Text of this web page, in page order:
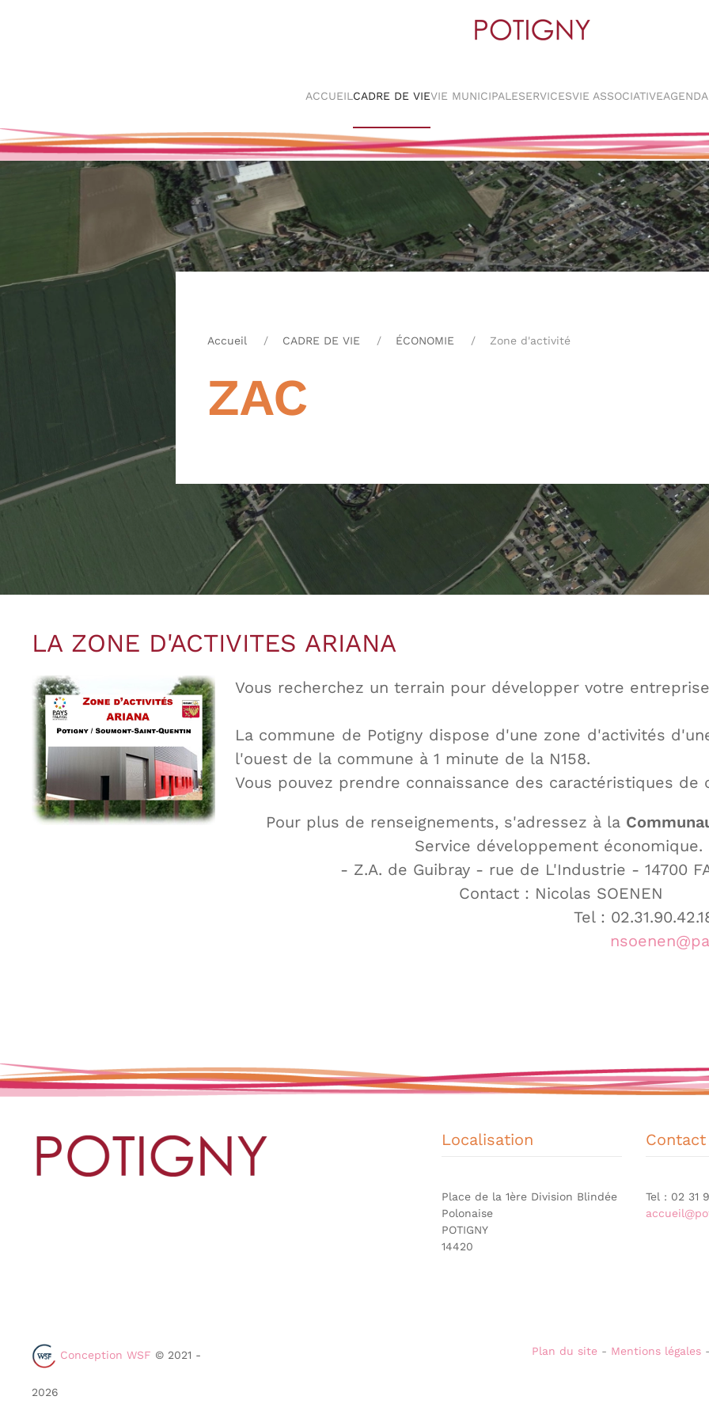
ACCUEIL CADRE DE VIEVIE MUNICIPALESERVICESVIE ASSOCIATIVEAGENDA
Accueil CADRE DE VIE ÉCONOMIE Zone d'activité
ZAC
LA ZONE D'ACTIVITES ARIANA
Vous recherchez un terrain pour développer votre
La commune de Potigny dispose d'une zone d'activités
l'ouest de la commune à 1 minute de la N158.
Vous pouvez prendre connaissance des caractéristiques de
Pour plus de renseignements, s'adressez à la
Service développement économique.
- Z.A. de Guibray - rue de L'Industrie - 14700
Contact : Nicolas SOENEN
Tel : 02.31.90.42.18 /
Localisation
Place de la 1ère Division Blindée
Polonaise
POTIGNY
14420
Contact
Tel : 02 31
Conception WSF © 2021 -
2026
Plan du site - Mentions légales